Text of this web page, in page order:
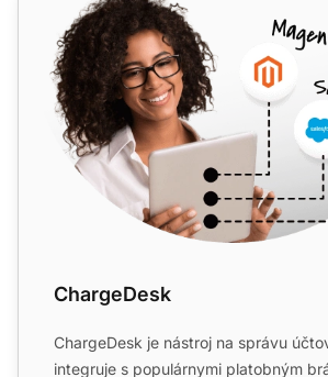
ChargeDesk
ChargeDesk je nástroj na správu
integruje s populárnymi platobným